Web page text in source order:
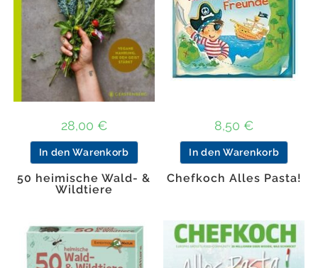
28,00 €
In den Warenkorb
8,50 €
In den Warenkorb
50 heimische Wald- &
Wildtiere
Chefkoch Alles Pasta!